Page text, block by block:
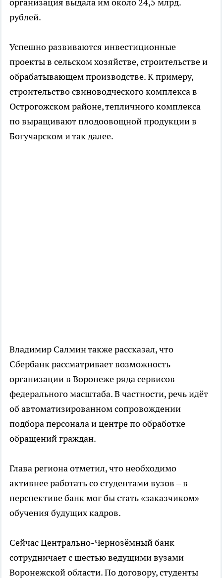
рублей.
Успешно развиваются инвестиционные
проекты в сельском хозяйстве, строительстве и
обрабатывающем производстве. К примеру,
строительство свиноводческого комплекса в
Острогожском районе, тепличного комплекса
по выращивают плодоовощной продукции в
Богучарском и так далее.
Владимир Салмин также рассказал, что
Сбербанк рассматривает возможность
организации в Воронеже ряда сервисов
федерального масштаба. В частности, речь идёт
об автоматизированном сопровождении
подбора персонала и центре по обработке
обращений граждан.
Глава региона отметил, что необходимо
активнее работать со студентами вузов – в
перспективе банк мог бы стать «заказчиком»
обучения будущих кадров.
Сейчас Центрально-Чернозёмный банк
сотрудничает с шестью ведущими вузами
Воронежской области. По договору, студенты